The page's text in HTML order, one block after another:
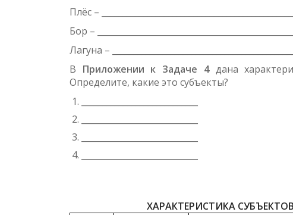
Плёс –
Бор –
Лагуна –
В Приложении к Задаче 4дана
Определите, какие это субъекты?
ХАРАКТЕРИСТИКА